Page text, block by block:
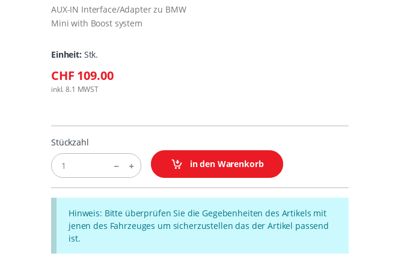
AUX-IN Interface/Adapter zu BMW
Mini with Boost system
Einheit: Stk.
CHF 109.00
inkl. 8.1 MWST
Stückzahl
in den Warenkorb
Hinweis: Bitte überprüfen Sie die Gegebenheiten des Artikels mit
jenen des Fahrzeuges um sicherzustellen das der Artikel passend
ist.